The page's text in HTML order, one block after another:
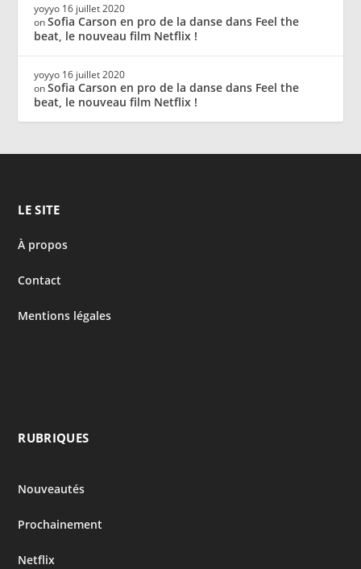
yoyyo 16 juillet 2020
onSofia Carson en pro de la danse dans Feel the
beat, le nouveau film Netflix !
yoyyo 16 juillet 2020
onSofia Carson en pro de la danse dans Feel the
beat, le nouveau film Netflix !
LE SITE
À propos
Contact
Mentions légales
RUBRIQUES
Nouveautés
Prochainement
Netflix